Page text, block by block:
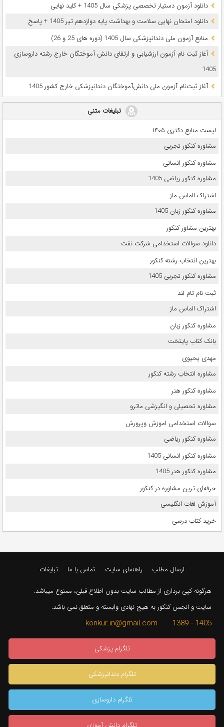
دانلود آزمون دستیار تخصصی پزشکی سال 1405 + کلید نهایی
دانلود امتحان نهایی سلامت و بهداشت پایه دوازدهم تیر 1405 + پاسخ
ﻣﻨﺎﺑﻊ آزﻣﻮن ﻣﻠﯽ دندانپزشکی سال 1405 (دوره های 25 و 26)
آغاز ثبت نام آزمون‌ ارزشیابی و ارتقای دانش آموختگان خارج رشته داروسازی
1405
آغاز ثبت‌نام آزمون ملی دانش‌آموختگان دندانپزشکی خارج کشور 1405
تبلیغات متنی
لیست منابع دکتری ۱۴۰۵
مشاوره کنکور تجربی
مشاوره کنکور انسانی
مشاوره کنکور ریاضی 1405
اشتراک الماس ماز
مشاوره کنکور زبان 1405
بهترین مشاور کنکور
دانلود سوالات استخدامی شرکت نفت
بهترین انتخاب رشته کنکور
مشاوره کنکور تجربی 1405
ثبت نام تام لند
اشتراک الماس ماز
مشاوره کنکور زبان
بانک کتاب پایتخت
مهدی یحیوی
مشاوره انتخاب رشته کنکور
مشاوره کنکور هنر
مشاوره تحصیلی و انگیزشی ماترو
سوالات استخدامی اموزش وپرورش
مشاوره کنکور ریاضی
مشاوره کنکور انسانی 1405
مشاوره کنکور هنر 1405
حرفه‌ای ترین مشاوره در کنکور
آموزش لغات انگلیسی
خرید کتاب درسی
ارسال مطلب راهنمای سایت تماس با ما تبلیغات
هرگونه کپی برداری از مطالب سایت بدون اطلاع قبلی، ممنوع میباشد.
سایت و انجمن کنکور به هیچ نهادی وابسته و متعلق نمی باشد.
1405 - 1389 konkur.in@gmail.com
تلگرام پزشکی
تلگرام دندانپزشکی
تلگرام داروسازی